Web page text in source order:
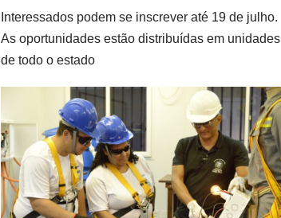
Interessados podem se inscrever até 19 de julho.
As oportunidades estão distribuídas em unidades
de todo o estado